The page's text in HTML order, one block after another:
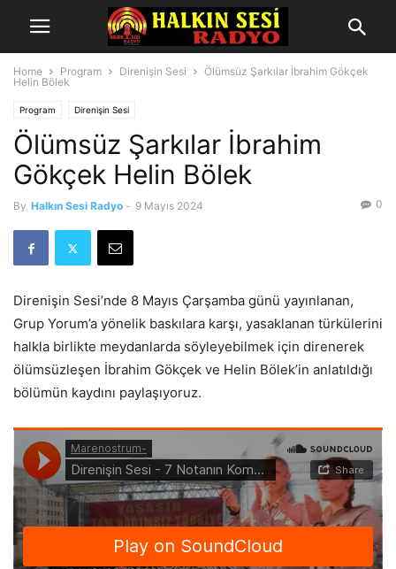
Home Program Direnişin Sesi
Ölümsüz Şarkılar İbrahim Gökçek
Helin Bölek
Program Direnişin Sesi
Ölümsüz Şarkılar İbrahim
Gökçek Helin Bölek
By Halkın Sesi Radyo - 9 Mayıs 2024 0
Direnişin Sesi’nde 8 Mayıs Çarşamba günü yayınlanan,
Grup Yorum’a yönelik baskılara karşı, yasaklanan türkülerini
halkla birlikte meydanlarda söyleyebilmek için direnerek
ölümsüzleşen İbrahim Gökçek ve Helin Bölek’in anlatıldığı
bölümün kaydını paylaşıyoruz.